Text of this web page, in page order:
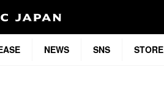
NEWS SNS STORE